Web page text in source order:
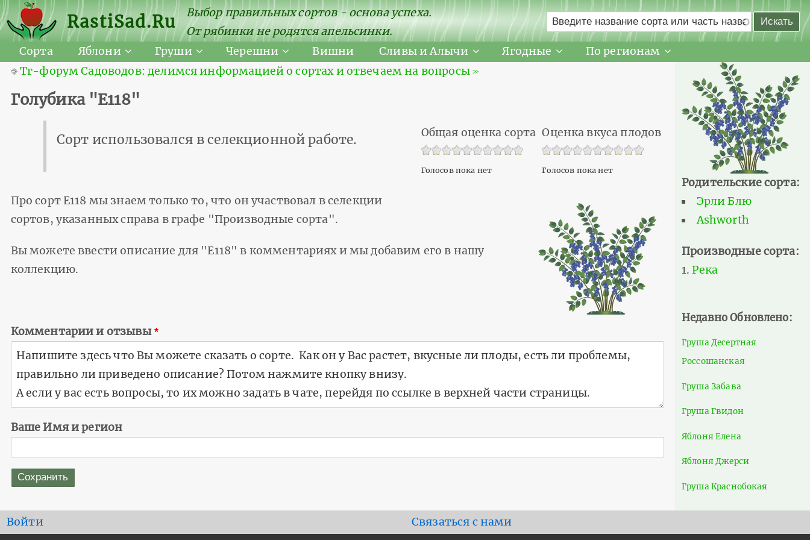
RastiSad.Ru
Выбор правильных сортов - основа успеха.
От рябинки не родятся апельсинки.
Сорта
Яблони Груши Черешни Вишни Сливы и Алычи Ягодные
По регионам
⎆Тг-форум Садоводов: делимся информацией о сортах и отвечаем на вопросы ≫
Голубика "E118"
Оценка вкуса плодов
Голосов пока нет
Общая оценка сорта
Голосов пока нет
Сорт использовался в селекционной работе.
Про сорт E118 мы знаем только то, что он участвовал в селекции
сортов, указанных справа в графе "Производные сорта".
Вы можете ввести описание для "E118" в комментариях и мы добавим его в нашу
коллекцию.
Комментарии и отзывы
Ваше Имя и регион
Родительские сорта:
Эрли Блю
Ashworth
Производные сорта:
Река
Недавно Обновлено:
Груша Десертная
Россошанская
Груша Забава
Груша Гвидон
Яблоня Елена
Яблоня Джерси
Груша Краснобокая
User
Войти
Footer
Связаться с нами